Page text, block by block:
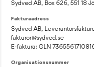
Sydved AB, Box 626, 551 18
Fakturaadress
Sydved AB,
fakturor@sydved.se
E-faktura: GLN
Organisationsnummer